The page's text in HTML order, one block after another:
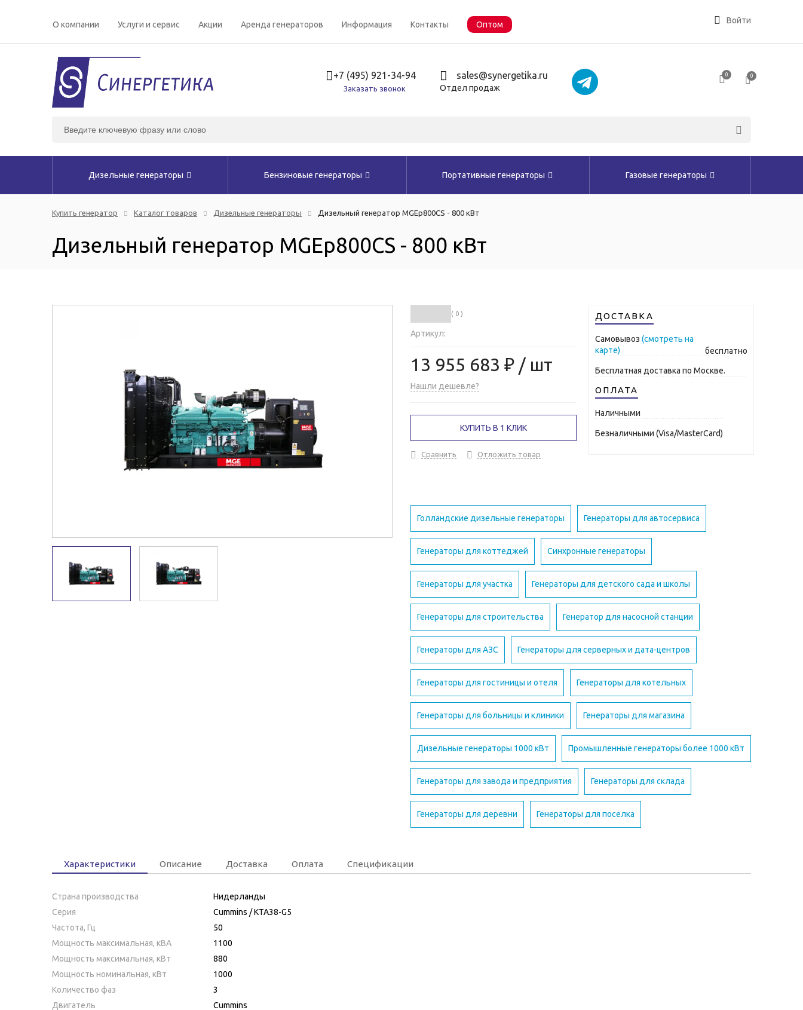
О компании Услуги и сервис Акции Аренда генераторов Информация Контакты Оптом Войти
+7 (495) 921-34-94
Заказать звонок
sales@synergetika.ru
Отдел продаж
0 0
Дизельные генераторы Бензиновые генераторы Портативные генераторы Газовые генераторы
Купить генератор Каталог товаров Дизельные генераторы Дизельный генератор MGEp800CS - 800 кВт
Дизельный генератор MGEp800CS - 800 кВт
( 0 )
Артикул:
13 955 683 ₽ / шт
Нашли дешевле?
КУПИТЬ В 1 КЛИК
Сравнить Отложить товар
ДОСТАВКА
Самовывоз (смотреть на
карте)
бесплатно
Бесплатная доставка по Москве.
ОПЛАТА
Наличными
Безналичными (Visa/MasterCard)
Голландские дизельные генераторы Генераторы для автосервиса
Генераторы для коттеджей Синхронные генераторы
Генераторы для участка Генераторы для детского сада и школы
Генераторы для строительства Генератор для насосной станции
Генераторы для АЗС Генераторы для серверных и дата-центров
Генераторы для гостиницы и отеля Генераторы для котельных
Генераторы для больницы и клиники Генераторы для магазина
Дизельные генераторы 1000 кВт Промышленные генераторы более 1000 кВт
Генераторы для завода и предприятия Генераторы для склада
Генераторы для деревни Генераторы для поселка
Характеристики Описание Доставка Оплата Спецификации
Страна производства
Нидерланды
Серия
Cummins / KTA38-G5
Частота, Гц
50
Мощность максимальная, кВA
1100
Мощность максимальная, кВт
880
Мощность номинальная, кВт
1000
Количество фаз
3
Двигатель
Cummins